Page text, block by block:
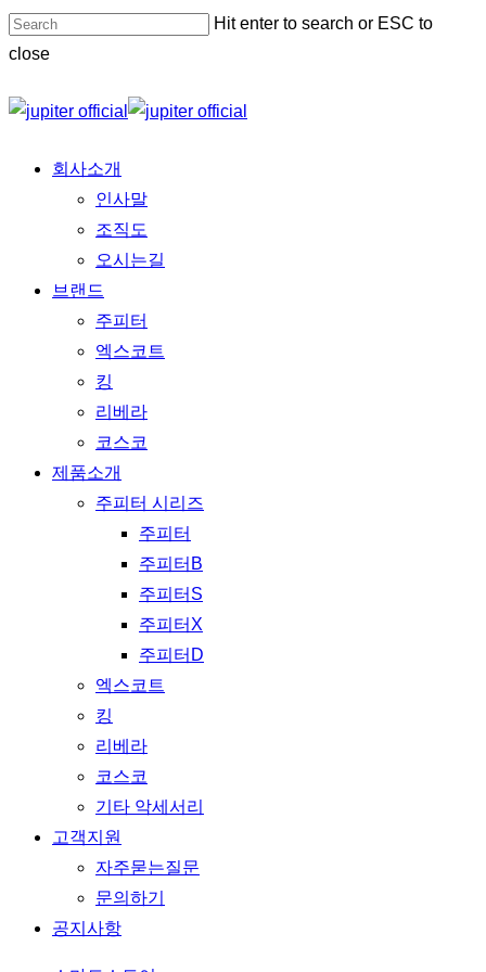
Skip
to
content
Hit enter to search or ESC to
close
Close
Menu
회사소개
인사말
조직도
오시는길
브랜드
주피터
엑스코트
킹
리베라
코스코
제품소개
주피터 시리즈
주피터
주피터B
주피터S
주피터X
주피터D
엑스코트
킹
리베라
코스코
기타 악세서리
고객지원
자주묻는질문
문의하기
공지사항